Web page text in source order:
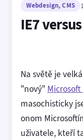
Webdesign, CMS
IE7
Na světě je
"nový"
masochisticky
onom
uživatele, kteří